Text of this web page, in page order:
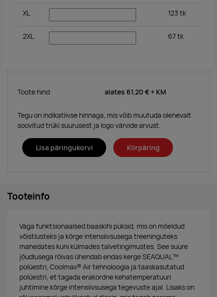
XL 123 tk
2XL 67tk
Toote hind alates 61,20 € + KM
Tegu on indikatiivse hinnaga, mis võib muutuda olenevalt
soovitud trüki suurusest ja logo värvide arvust.
Lisa päringukorvi Kiirpäring
Tooteinfo
Väga funktsionaalsed baaskihi püksid, mis on mõeldud
võistlusteks ja kõrge intensiivsusega treeninguteks
mahedates kuni külmades talvetingimustes. See suure
jõudlusega rõivas ühendab endas kerge SEAQUAL™
polüestri, Coolmax® Air tehnoloogia ja taaskasutatud
polüestri, et tagada erakordne kehatemperatuuri
juhtimine kõrge intensiivsusega tegevuste ajal. Lisaks on